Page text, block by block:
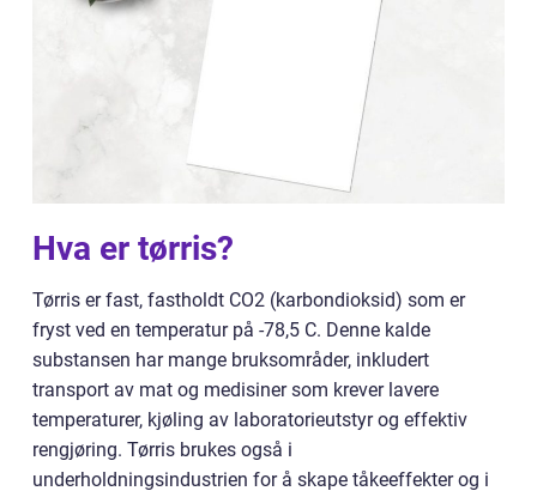
Hva er tørris?
Tørris er fast, fastholdt CO2 (karbondioksid) som er
fryst ved en temperatur på -78,5 C. Denne kalde
substansen har mange bruksområder, inkludert
transport av mat og medisiner som krever lavere
temperaturer, kjøling av laboratorieutstyr og effektiv
rengjøring. Tørris brukes også i
underholdningsindustrien for å skape tåkeeffekter og i